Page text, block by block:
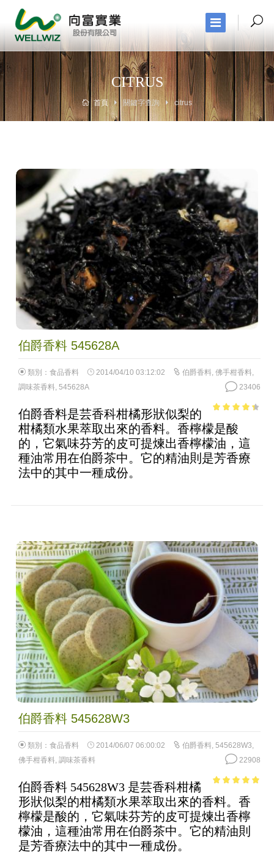
CITRUS
首頁 關鍵字查詢 citrus
伯爵香料 545628A
類別： 食品香料 2014/04/10 03:12:02 伯爵香料, 佛手柑香料,
調味茶香料, 545628A 23406
of 5
伯爵香料是芸香科柑橘形狀似梨的
柑橘類水果萃取出來的香料。香檸檬是酸
的，它氣味芬芳的皮可提煉出香檸檬油，這
種油常用在伯爵茶中。它的精油則是芳香療
法中的其中一種成份。
伯爵香料 545628W3
類別： 食品香料 2014/06/07 06:00:02 伯爵香料, 545628W3,
佛手柑香料, 調味茶香料 22908
5
伯爵香料 545628W3 是芸香科柑橘
形狀似梨的柑橘類水果萃取出來的香料。香
檸檬是酸的，它氣味芬芳的皮可提煉出香檸
檬油，這種油常用在伯爵茶中。它的精油則
是芳香療法中的其中一種成份。